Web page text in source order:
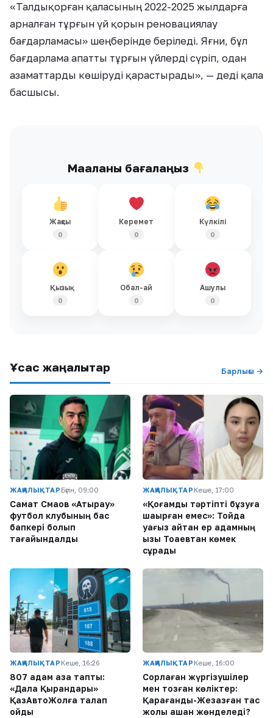
«Талдықорған қаласының 2022-2025 жылдарға
арналған тұрғын үй қорын реновациялау
бағдарламасы» шеңберінде беріледі. Яғни, бұл
бағдарлама апатты тұрғын үйлерді сүріп, одан
азаматтарды көшіруді қарастырады», — деді қала
басшысы.
Мақаланы бағалаңыз
Жақсы
0
Керемет
0
Күлкілі
0
Қызық
0
Обал-ай
0
Ашулы
0
Ұқсас жаңалықтар Барлығы →
ЖАҢАЛЫҚТАР Бүгін, 09:00
Самат Смақов «Атырау»
футбол клубының бас
бапкері болып
тағайындалды
ЖАҢАЛЫҚТАР Кеше, 17:00
«Қоғамдық тәртіпті бұзуға
шақырған емес»: Тойда
уағыз айтқан ер адамның
қызы Тоқаевтан көмек
сұрады
ЖАҢАЛЫҚТАР Кеше, 16:26
807 адам қаза тапты:
«Дала Қырандары»
ҚазАвтоЖолға талап
қойды
ЖАҢАЛЫҚТАР Кеше, 16:00
Сорлаған жүргізушілер
мен тозған көліктер:
Қарағанды-Жезқазған тас
жолы қашан жөнделеді?